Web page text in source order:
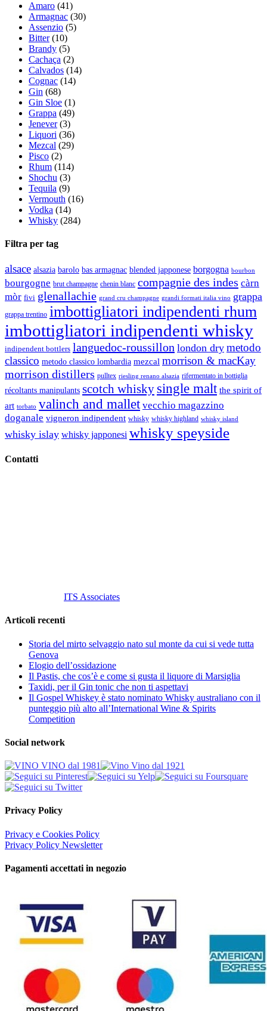
Amaro (41)
Armagnac (30)
Assenzio (5)
Bitter (10)
Brandy (5)
Cachaça (2)
Calvados (14)
Cognac (14)
Gin (68)
Gin Sloe (1)
Grappa (49)
Jenever (3)
Liquori (36)
Mezcal (29)
Pisco (2)
Rhum (114)
Shochu (3)
Tequila (9)
Vermouth (16)
Vodka (14)
Whisky (284)
Filtra per tag
alsace alsazia barolo bas armagnac blended japponese borgogna bourbon
bourgogne brut champagne chenin blanc compagnie des indes càrn
mòr fivi glenallachie grand cru champagne grandi formati italia vino grappa
grappa trentino imbottigliatori indipendenti rhum
imbottigliatori indipendenti whisky
indipendent bottlers languedoc-roussillon london dry metodo
classico metodo classico lombardia mezcal morrison & macKay
morrison distillers pulltex riesling renano alsazia rifermentato in bottiglia
récoltants manipulants scotch whisky single malt the spirit of
art torbato valinch and mallet vecchio magazzino
doganale vigneron indipendent whisky whisky highland whisky island
whisky islay whisky japponesi whisky speyside
Contatti
ITS Associates
Articoli recenti
Storia del mirto selvaggio nato sul monte da cui si vede tutta
Genova
Elogio dell’ossidazione
Il Pastis, che cos’è e come si gusta il liquore di Marsiglia
Taxidi, per il Gin tonic che non ti aspettavi
Il Gospel Whiskey è stato nominato Whisky australiano con il
punteggio più alto all’International Wine & Spirits
Competition
Social network
Privacy Policy
Privacy e Cookies Policy
Privacy Policy Newsletter
Pagamenti accettati in negozio